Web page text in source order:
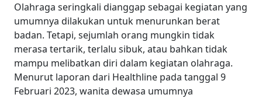
Olahraga seringkali dianggap sebagai kegiatan yang
umumnya dilakukan untuk menurunkan berat
badan. Tetapi, sejumlah orang mungkin tidak
merasa tertarik, terlalu sibuk, atau bahkan tidak
mampu melibatkan diri dalam kegiatan olahraga.
Menurut laporan dari Healthline pada tanggal 9
Februari 2023, wanita dewasa umumnya